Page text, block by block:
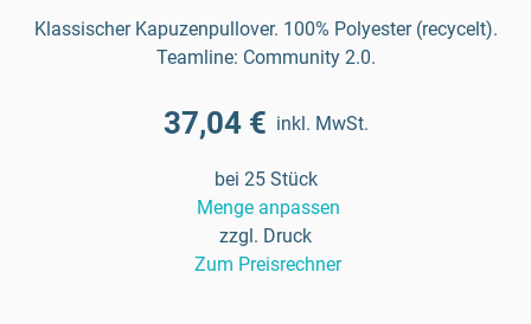
Klassischer Kapuzenpullover. 100% Polyester (recycelt).
Teamline: Community 2.0.
37,04 € inkl. MwSt.
bei 25 Stück
Menge anpassen
zzgl. Druck
Zum Preisrechner